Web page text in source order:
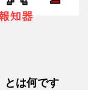
とは何です